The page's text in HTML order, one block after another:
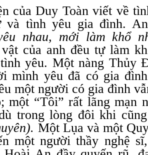
của Duy Toàn viết về
và tình yêu gia đình.
nhau, mới làm khổ
của anh đều tự làm
yêu. Một nàng Thủy
mình yêu đã có gia
một người có gia đình
một “Tôi” rất lãng mạn
trong lòng đôi khi
Một Lụa và một
một người thầy nghệ